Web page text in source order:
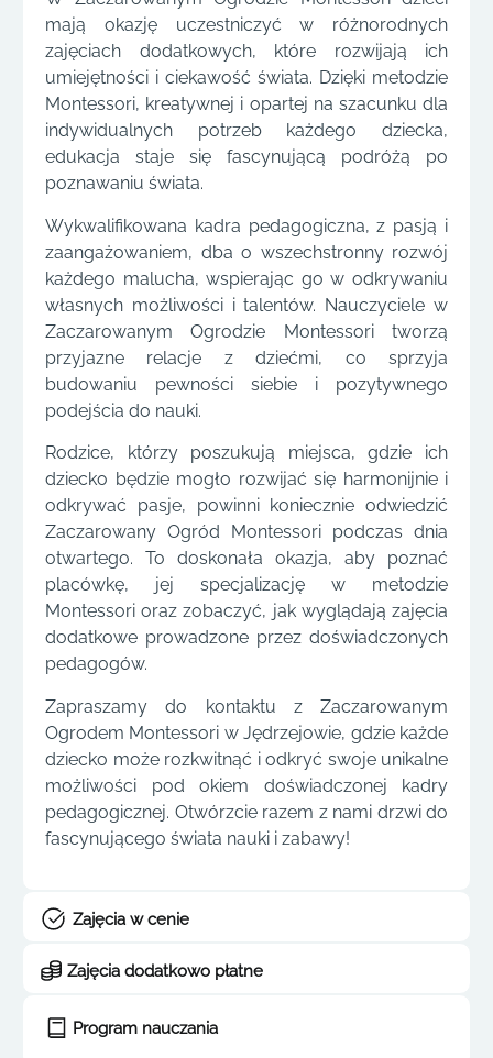
mają okazję uczestniczyć w różnorodnych
zajęciach dodatkowych, które rozwijają ich
umiejętności i ciekawość świata. Dzięki metodzie
Montessori, kreatywnej i opartej na szacunku dla
indywidualnych potrzeb każdego dziecka,
edukacja staje się fascynującą podróżą po
poznawaniu świata.
Wykwalifikowana kadra pedagogiczna, z pasją i
zaangażowaniem, dba o wszechstronny rozwój
każdego malucha, wspierając go w odkrywaniu
własnych możliwości i talentów. Nauczyciele w
Zaczarowanym Ogrodzie Montessori tworzą
przyjazne relacje z dziećmi, co sprzyja
budowaniu pewności siebie i pozytywnego
podejścia do nauki.
Rodzice, którzy poszukują miejsca, gdzie ich
dziecko będzie mogło rozwijać się harmonijnie i
odkrywać pasje, powinni koniecznie odwiedzić
Zaczarowany Ogród Montessori podczas dnia
otwartego. To doskonała okazja, aby poznać
placówkę, jej specjalizację w metodzie
Montessori oraz zobaczyć, jak wyglądają zajęcia
dodatkowe prowadzone przez doświadczonych
pedagogów.
Zapraszamy do kontaktu z Zaczarowanym
Ogrodem Montessori w Jędrzejowie, gdzie każde
dziecko może rozkwitnąć i odkryć swoje unikalne
możliwości pod okiem doświadczonej kadry
pedagogicznej. Otwórzcie razem z nami drzwi do
fascynującego świata nauki i zabawy!
Zajęcia w cenie
Zajęcia dodatkowo płatne
Program nauczania